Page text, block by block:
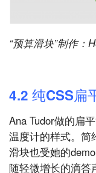
“预算滑块”制作：
4.2 纯CSS扁
Ana Tudor做的扁
温度计的样式。简
滑块也受她的
随轻微增长的滴答